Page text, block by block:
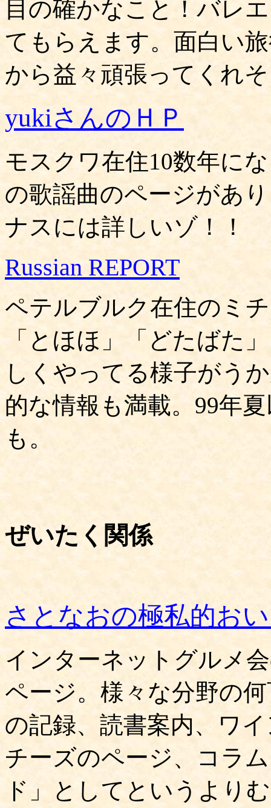
目の確かなこと！バレ
てもらえます。面白い
から益々頑張ってくれ
yukiさんのＨＰ
モスクワ在住10数年に
の歌謡曲のページがあ
ナスには詳しいゾ！！
Russian REPORT
ペテルブルク在住のミ
「とほほ」「どたばた
しくやってる様子がう
的な情報も満載。99年
も。
ぜいたく関係
さとなおの極私的お
インターネットグルメ
ページ。様々な分野の
の記録、読書案内、ワ
チーズのページ、コラ
ド」としてというより